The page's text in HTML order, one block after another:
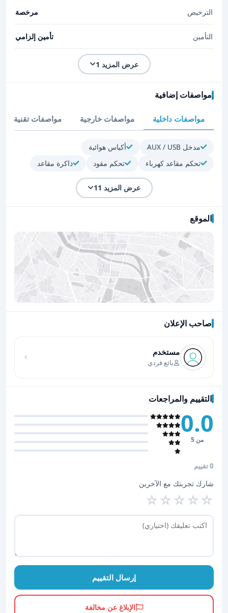
الترخيص مرخصة
التأمين تأمين إلزامي
عرض المزيد 1
مواصفات إضافية
مواصفات داخلية مواصفات خارجية مواصفات تقنية
مدخل AUX / USB
أكياس هوائية
تحكم مقاعد كهرباء
تحكم مقود ذاكرة مقاعد
عرض المزيد 11
الموقع
صاحب الإعلان
مستخدم
بائع فردي
التقييم والمراجعات
0.0
من 5
0 تقييم
شارك تجربتك مع الآخرين
☆
☆
☆
☆
☆
إرسال التقييم
الإبلاغ عن مخالفة